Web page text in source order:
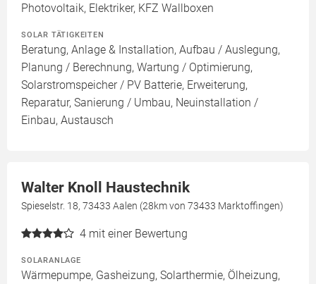
Photovoltaik, Elektriker, KFZ Wallboxen
SOLAR TÄTIGKEITEN
Beratung, Anlage & Installation, Aufbau / Auslegung,
Planung / Berechnung, Wartung / Optimierung,
Solarstromspeicher / PV Batterie, Erweiterung,
Reparatur, Sanierung / Umbau, Neuinstallation /
Einbau, Austausch
Walter Knoll Haustechnik
Spieselstr. 18, 73433 Aalen (28km von 73433 Marktoffingen)
4 mit einer Bewertung
SOLARANLAGE
Wärmepumpe, Gasheizung, Solarthermie, Ölheizung,